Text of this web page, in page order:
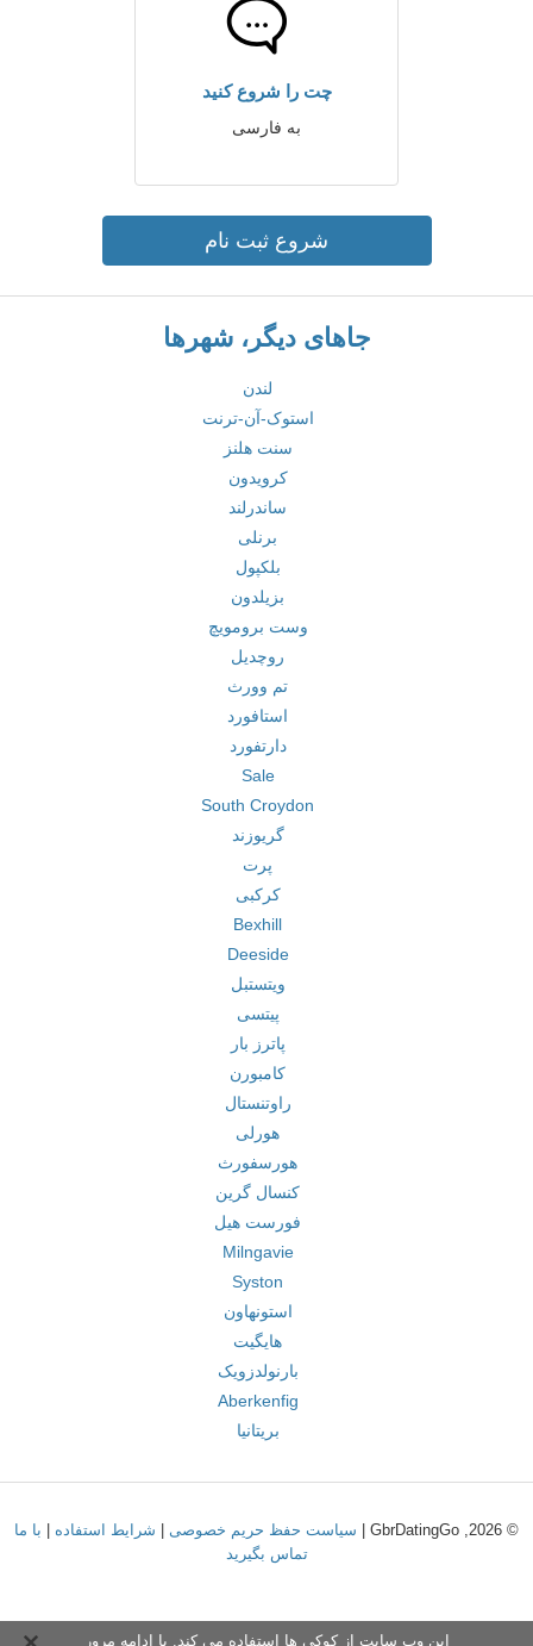
چت را شروع کنید
به فارسی
شروع ثبت نام
جاهای دیگر، شهرها
لندن
استوک-آن-ترنت
سنت هلنز
کرویدون
ساندرلند
برنلی
بلکپول
بزیلدون
وست برومویچ
روچدیل
تم وورث
استافورد
دارتفورد
Sale
South Croydon
گریوزند
پرت
کرکبی
Bexhill
Deeside
ویتستبل
پیتسی
پاترز بار
کامبورن
راوتنستال
هورلی
هورسفورث
کنسال گرین
فورست هیل
Milngavie
Syston
استونهاون
هایگیت
بارنولدزویک
Aberkenfig
بریتانیا
© 2026, GbrDatingGo | سیاست حفظ حریم خصوصی شرایط استفاده
با ما
تماس بگیرید
این وب سایت از کوکی ها استفاده می کند. با ادامه مرور